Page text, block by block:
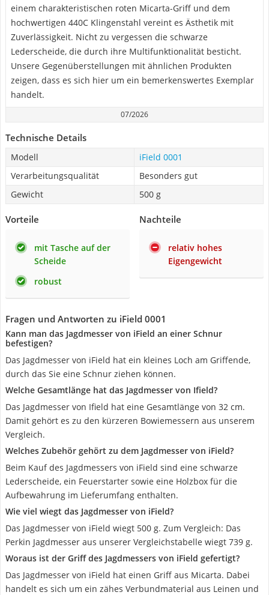
einem charakteristischen roten Micarta-Griff und dem
hochwertigen 440C Klingenstahl vereint es Ästhetik mit
Zuverlässigkeit. Nicht zu vergessen die schwarze
Lederscheide, die durch ihre Multifunktionalität besticht.
Unsere Gegenüberstellungen mit ähnlichen Produkten
zeigen, dass es sich hier um ein bemerkenswertes Exemplar
handelt.
07/2026
Technische Details
Modell
iField 0001
Verarbeitungsqualität
Besonders gut
Gewicht
500 g
Vorteile
mit Tasche auf der
Scheide
robust
Nachteile
relativ hohes
Eigengewicht
Fragen und Antworten zu iField 0001
Kann man das Jagdmesser von iField an einer Schnur
befestigen?
Das Jagdmesser von iField hat ein kleines Loch am Griffende,
durch das Sie eine Schnur ziehen können.
Welche Gesamtlänge hat das Jagdmesser von Ifield?
Das Jagdmesser von Ifield hat eine Gesamtlänge von 32 cm.
Damit gehört es zu den kürzeren Bowiemessern aus unserem
Vergleich.
Welches Zubehör gehört zu dem Jagdmesser von iField?
Beim Kauf des Jagdmessers von iField sind eine schwarze
Lederscheide, ein Feuerstarter sowie eine Holzbox für die
Aufbewahrung im Lieferumfang enthalten.
Wie viel wiegt das Jagdmesser von iField?
Das Jagdmesser von iField wiegt 500 g. Zum Vergleich: Das
Perkin Jagdmesser aus unserer Vergleichstabelle wiegt 739 g.
Woraus ist der Griff des Jagdmessers von iField gefertigt?
Das Jagdmesser von iField hat einen Griff aus Micarta. Dabei
handelt es sich um ein zähes Verbundmaterial aus Leinen und